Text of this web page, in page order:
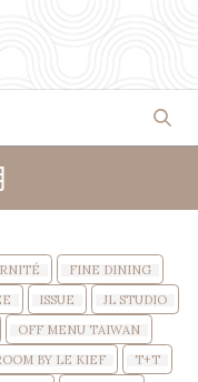
FINE DINING
ISSUE
JL STUDIO
OFF MENU TAIWAN
BY LE KIEF
T+T